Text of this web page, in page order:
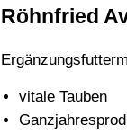
Röhnfried
vitale Tauben